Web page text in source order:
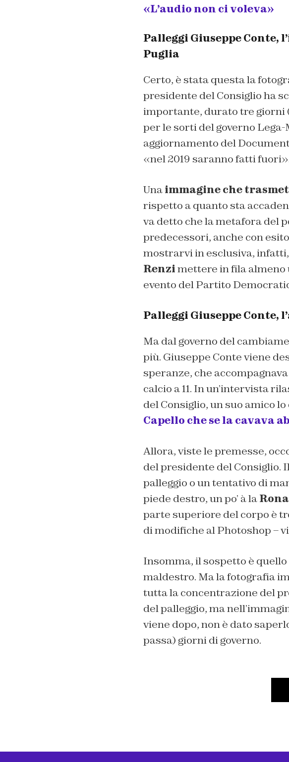
«L’audio non ci voleva»
Palleggi Giuseppe Conte,
Puglia
Certo, è stata questa la
presidente del Consiglio ha
importante, durato tre giorni
per le sorti del governo
aggiornamento del
«nel 2019 saranno fatti
Unaimmagine che
rispetto a quanto sta
va detto che la metafora del
predecessori, anche con
mostrarvi in esclusiva, infatti,
Renzimettere in fila almeno
evento del Partito
Palleggi Giuseppe Conte,
Ma dal governo del
più. Giuseppe Conte viene
speranze, che
calcio a 11. In un’intervista
del Consiglio, un suo amico
Capello che se la cavava
Allora, viste le premesse,
del presidente del Consiglio.
palleggio o un tentativo di
piede destro, un po’ à la
parte superiore del corpo è
di modifiche al Photoshop –
Insomma, il sospetto è
maldestro. Ma la fotografia
tutta la concentrazione del
del palleggio, ma
viene dopo, non è dato
passa) giorni di governo.